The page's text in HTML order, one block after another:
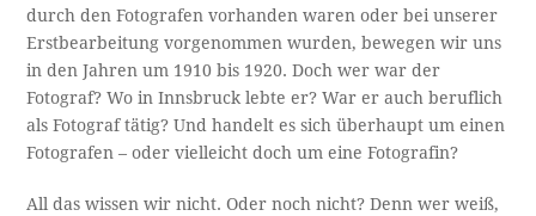
durch den Fotografen vorhanden waren oder bei unserer
Erstbearbeitung vorgenommen wurden, bewegen wir uns
in den Jahren um 1910 bis 1920. Doch wer war der
Fotograf? Wo in Innsbruck lebte er? War er auch beruflich
als Fotograf tätig? Und handelt es sich überhaupt um einen
Fotografen – oder vielleicht doch um eine Fotografin?
All das wissen wir nicht. Oder noch nicht? Denn wer weiß,